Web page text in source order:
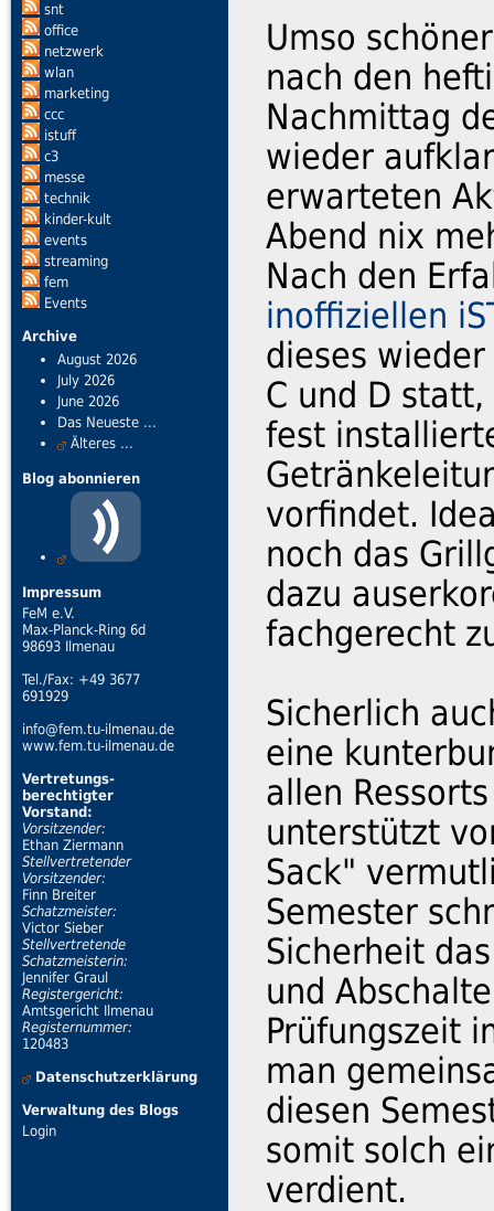
snt
office
netzwerk
wlan
marketing
ccc
istuff
c3
messe
technik
kinder-kult
events
streaming
fem
Events
Archive
August 2026
July 2026
June 2026
Das Neueste ...
Älteres ...
Blog abonnieren
Impressum
FeM e.V.
Max-Planck-Ring 6d
98693 Ilmenau
Tel./Fax: +49 3677
691929
info@fem.tu-ilmenau.de
www.fem.tu-ilmenau.de
Vertretungs-
berechtigter
Vorstand:
Vorsitzender:
Ethan Ziermann
Stellvertretender
Vorsitzender:
Finn Breiter
Schatzmeister:
Victor Sieber
Stellvertretende
Schatzmeisterin:
Jennifer Graul
Registergericht:
Amtsgericht Ilmenau
Registernummer:
120483
Datenschutzerklärung
Verwaltung des Blogs
Login
Umso
nach den
Nachmittag
wieder
erwarteten
Abend nix
Nach den
inoffiziellen
dieses
C und D
fest
vorfindet.
noch das
dazu
fachgerecht
Sicherlich
eine
allen
unterstützt
Sack"
Semester
Sicherheit
und
Prüfungszeit
man
diesen
somit solch
verdient.